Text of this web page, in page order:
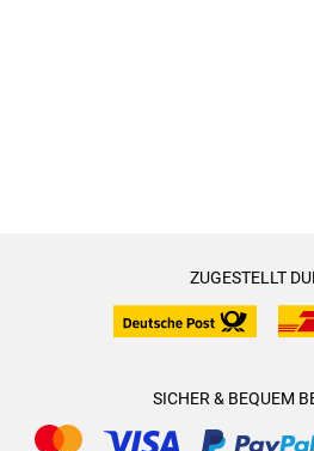
ZUGESTELLT
SICHER & BEQUEM